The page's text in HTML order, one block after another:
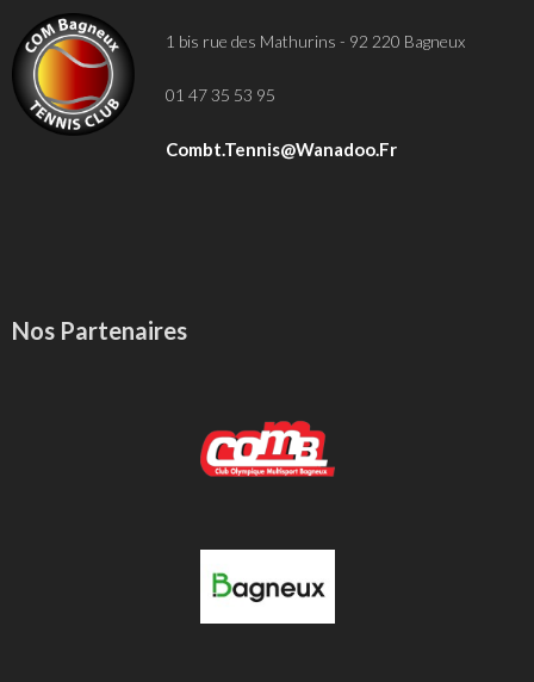
1 bis rue des Mathurins - 92 220 Bagneux
01 47 35 53 95
Combt.tennis@wanadoo.fr
Nos Partenaires